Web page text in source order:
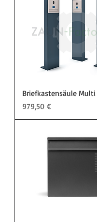
Briefkastensäule Multi
Preis
979,50 €